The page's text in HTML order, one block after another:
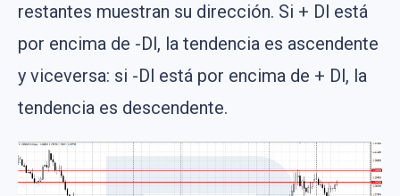
restantes muestran su dirección. Si + Dl está
por encima de -Dl, la tendencia es ascendente
y viceversa: si -Dl está por encima de + Dl, la
tendencia es descendente.